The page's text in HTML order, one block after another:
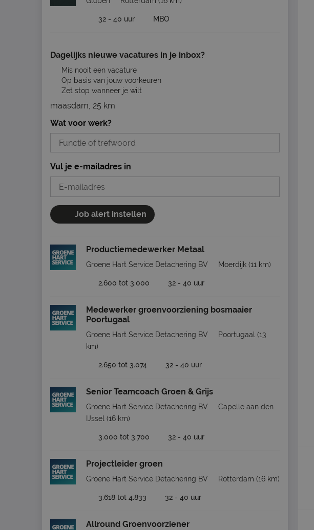
32 - 40 uur MBO
Dagelijks nieuwe vacatures in je inbox?
Mis nooit een vacature
Op basis van jouw voorkeuren
Zet stop wanneer je wilt
maasdam, 25 km
Wat voor werk?
Vul je e-mailadres in
Job alert instellen
Productiemedewerker Metaal
Groene Hart Service Detachering BV Moerdijk (11 km)
2.600 tot 3.000 32 - 40 uur
Medewerker groenvoorziening bosmaaier
Poortugaal
Groene Hart Service Detachering BV Poortugaal (13
km)
2.650 tot 3.074 32 - 40 uur
Senior Teamcoach Groen & Grijs
Groene Hart Service Detachering BV
Capelle aan den
IJssel (16 km)
3.000 tot 3.700 32 - 40 uur
Projectleider groen
Groene Hart Service Detachering BV Rotterdam (16 km)
3.618 tot 4.833 32 - 40 uur
Allround Groenvoorziener